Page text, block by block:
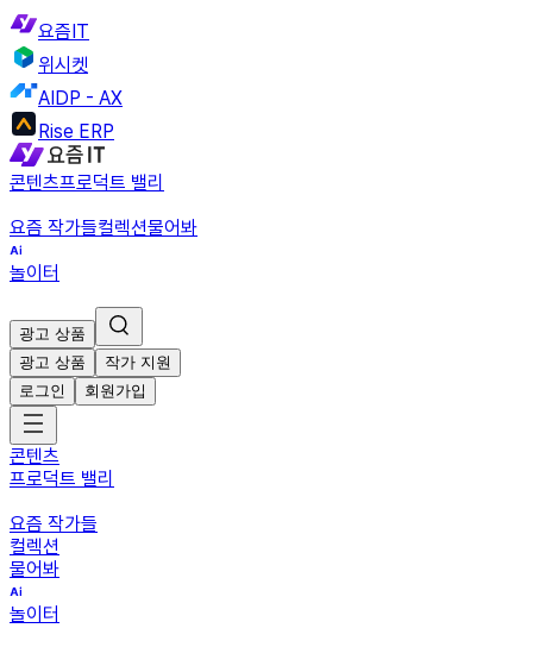
요즘IT
위시켓
AIDP - AX
Rise ERP
콘텐츠프로덕트 밸리
요즘 작가들컬렉션물어봐
놀이터
광고 상품
광고 상품
작가 지원
로그인
회원가입
콘텐츠
프로덕트 밸리
요즘 작가들
컬렉션
물어봐
놀이터